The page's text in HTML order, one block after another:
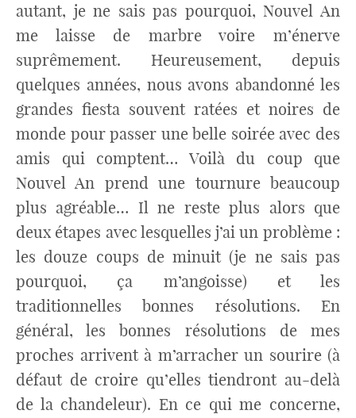
autant, je ne sais pas pourquoi, Nouvel An
me laisse de marbre voire m’énerve
suprêmement. Heureusement, depuis
quelques années, nous avons abandonné les
grandes fiesta souvent ratées et noires de
monde pour passer une belle soirée avec des
amis qui comptent… Voilà du coup que
Nouvel An prend une tournure beaucoup
plus agréable… Il ne reste plus alors que
deux étapes avec lesquelles j’ai un problème :
les douze coups de minuit (je ne sais pas
pourquoi, ça m’angoisse) et les
traditionnelles bonnes résolutions. En
général, les bonnes résolutions de mes
proches arrivent à m’arracher un sourire (à
défaut de croire qu’elles tiendront au-delà
de la chandeleur). En ce qui me concerne,